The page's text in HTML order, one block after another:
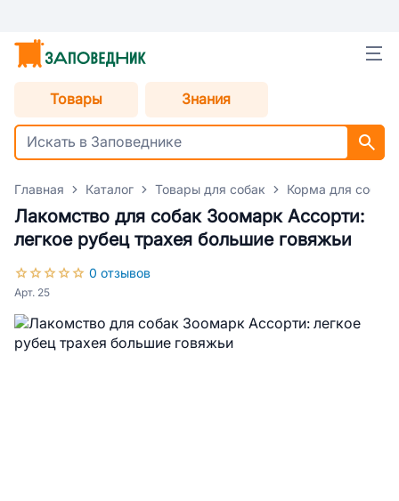
Товары Знания
Главная Каталог Товары для собак Корма для собак
Лакомство для собак Зоомарк Ассорти:
легкое рубец трахея большие говяжьи
0 отзывов
Арт. 25